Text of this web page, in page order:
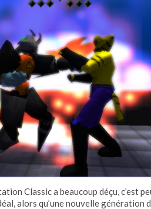
Classic a beaucoup déçu, c’est
alors qu’une nouvelle génération